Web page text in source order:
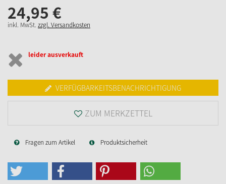
24,95 €
inkl. MwSt. zzgl. Versandkosten
leider ausverkauft
VERFÜGBARKEITSBENACHRICHTIGUNG
ZUM MERKZETTEL
Fragen zum Artikel Produktsicherheit